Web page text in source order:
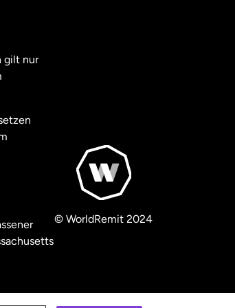
gilt nur
© WorldRemit 2024